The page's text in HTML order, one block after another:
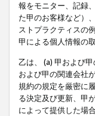
報をモニター、記録
た甲のお客様など）
ストプラクティスの
甲による個人情報の
乙は、 (a) 甲および
および甲の関連会社
規約の規定を厳密に
る決定及び更新、甲
によって提供した場